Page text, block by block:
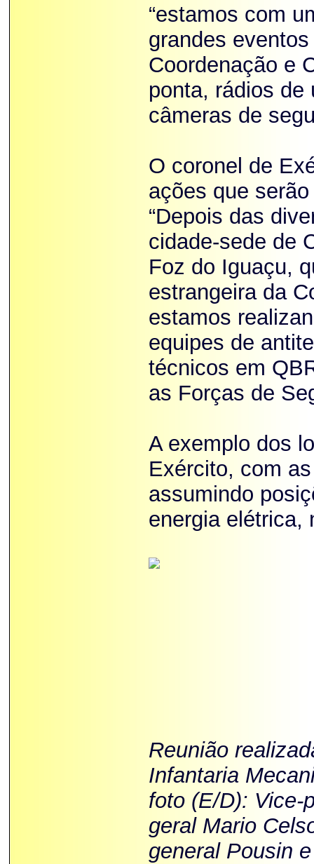
“estamos com
grandes
Coordenação e
ponta, rádios de
câmeras de
O coronel de
ações que
“Depois das
cidade-sede de
Foz do Iguaçu,
estrangeira da
estamos
equipes de
técnicos em
as Forças de
A exemplo dos
Exército, com
assumindo
energia elétrica,
Reunião
Infantaria
foto (E/D): Vice-
geral Mario
general Pousin